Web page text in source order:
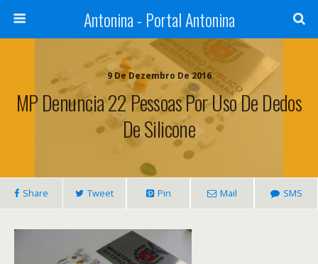
Antonina - Portal Antonina
9 De Dezembro De 2016
MP Denuncia 22 Pessoas Por Uso De Dedos
De Silicone
Share Tweet Pin Mail SMS